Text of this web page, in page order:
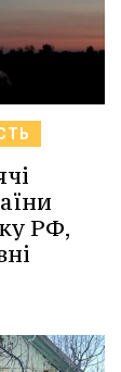
РФ,